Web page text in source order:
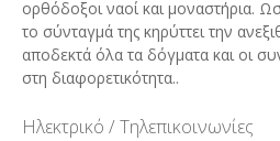
ορθόδοξοι ναοί και μοναστήρια.
το σύνταγμά της κηρύττει την
αποδεκτά όλα τα δόγματα και οι
στη διαφορετικότητα..
Ηλεκτρικό / Τηλεπικοινωνίες